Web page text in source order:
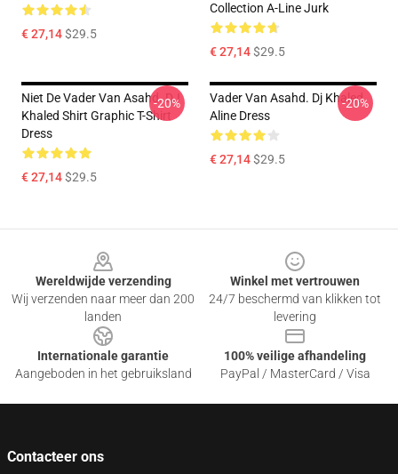
€ 27,14$29.5
Collection A-Line Jurk
€ 27,14$29.5
Niet De Vader Van Asahd. DJ
Khaled Shirt Graphic T-Shirt
Dress
€ 27,14$29.5
-20%
Vader Van Asahd. Dj Khaled
Aline Dress
€ 27,14$29.5
-20%
Wereldwijde verzending
Wij verzenden naar meer dan 200
landen
Winkel met vertrouwen
24/7 beschermd van klikken tot
levering
Internationale garantie
Aangeboden in het gebruiksland
100% veilige afhandeling
PayPal / MasterCard / Visa
Contacteer ons